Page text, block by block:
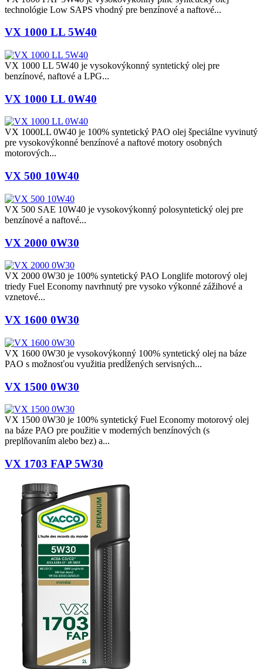
technológie Low SAPS vhodný pre benzínové a naftové...
VX 1000 LL 5W40
VX 1000 LL 5W40 je vysokovýkonný syntetický olej pre
benzínové, naftové a LPG...
VX 1000 LL 0W40
VX 1000LL 0W40 je 100% syntetický PAO olej špeciálne vyvinutý
pre vysokovýkonné benzínové a naftové motory osobných
motorových...
VX 500 10W40
VX 500 SAE 10W40 je vysokovýkonný polosyntetický olej pre
benzínové a naftové...
VX 2000 0W30
VX 2000 0W30 je 100% syntetický PAO Longlife motorový olej
triedy Fuel Economy navrhnutý pre vysoko výkonné zážihové a
vznetové...
VX 1600 0W30
VX 1600 0W30 je vysokovýkonný 100% syntetický olej na báze
PAO s možnosťou využitia predĺžených servisných...
VX 1500 0W30
VX 1500 0W30 je 100% syntetický Fuel Economy motorový olej
na báze PAO pre použitie v moderných benzínových (s
preplňovaním alebo bez) a...
VX 1703 FAP 5W30